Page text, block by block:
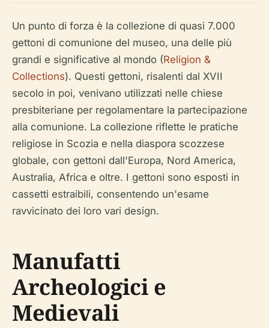
Un punto di forza è la collezione di quasi 7.000
gettoni di comunione del museo, una delle più
grandi e significative al mondo (Religion &
Collections). Questi gettoni, risalenti dal XVII
secolo in poi, venivano utilizzati nelle chiese
presbiteriane per regolamentare la partecipazione
alla comunione. La collezione riflette le pratiche
religiose in Scozia e nella diaspora scozzese
globale, con gettoni dall'Europa, Nord America,
Australia, Africa e oltre. I gettoni sono esposti in
cassetti estraibili, consentendo un'esame
ravvicinato dei loro vari design.
Manufatti
Archeologici e
Medievali